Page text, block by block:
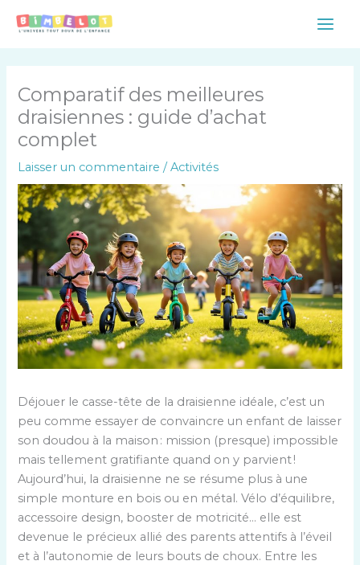
Main
Comparatif des meilleures
draisiennes : guide d’achat
complet
Laisser un commentaire /Activités
Déjouer le casse-tête de la draisienne idéale, c’est un
peu comme essayer de convaincre un enfant de laisser
son doudou à la maison : mission (presque) impossible
mais tellement gratifiante quand on y parvient !
Aujourd’hui, la draisienne ne se résume plus à une
simple monture en bois ou en métal. Vélo d’équilibre,
accessoire design, booster de motricité… elle est
devenue le précieux allié des parents attentifs à l’éveil
et à l’autonomie de leurs bouts de choux. Entre les